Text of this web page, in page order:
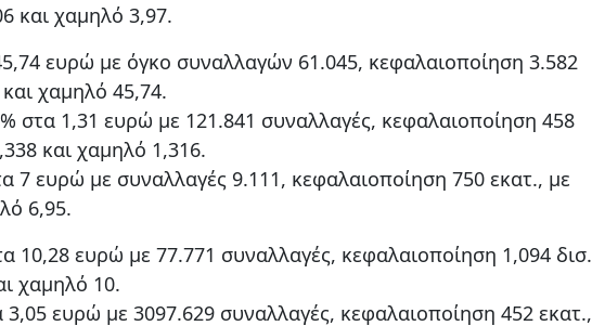
και χαμηλό 3,97.
ευρώ με όγκο συναλλαγών 61.045, κεφαλαιοποίηση 3.582
χαμηλό 45,74.
στα 1,31 ευρώ με 121.841 συναλλαγές, κεφαλαιοποίηση 458
και χαμηλό 1,316.
7 ευρώ με συναλλαγές 9.111, κεφαλαιοποίηση 750 εκατ., με
6,95.
10,28 ευρώ με 77.771 συναλλαγές, κεφαλαιοποίηση 1,094 δισ.
χαμηλό 10.
3,05 ευρώ με 3097.629 συναλλαγές, κεφαλαιοποίηση 452 εκατ.,